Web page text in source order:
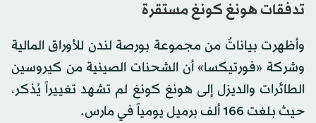
تدفقات هونغ كونغ مستقرة
وأظهرت بياناتٌ من مجموعة بورصة لندن للأوراق المالية
وشركة «فورتيكسا» أن الشحنات الصينية من كيروسين
الطائرات والديزل إلى هونغ كونغ لم تشهد تغييراً يُذكر،
حيث بلغت 166 ألف برميل يومياً في مارس.